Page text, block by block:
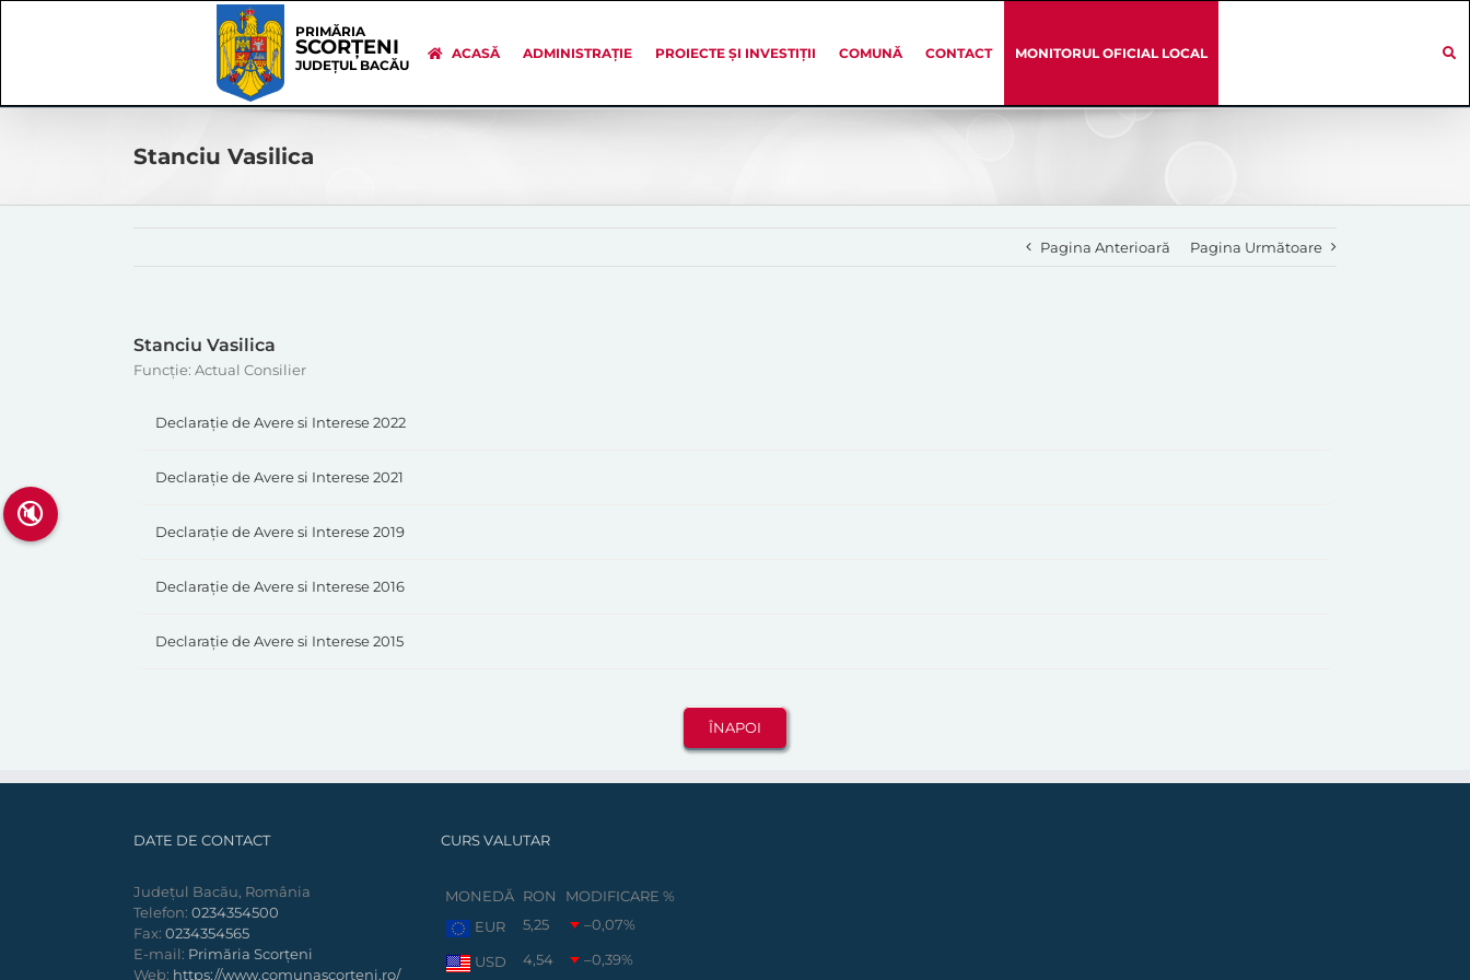
PRIMĂRIA
SCORȚENI
JUDEȚUL BACĂU
ACASĂ ADMINISTRAȚIE PROIECTE ȘI INVESTIȚII COMUNĂ CONTACT MONITORUL OFICIAL LOCAL
Stanciu Vasilica
Pagina Anterioară Pagina Următoare
Stanciu Vasilica
Funcție: Actual Consilier
Declarație de Avere si Interese 2022
Declarație de Avere si Interese 2021
Declarație de Avere si Interese 2019
Declarație de Avere si Interese 2016
Declarație de Avere si Interese 2015
DATE DE CONTACT
Județul Bacău, România
Telefon: 0234354500
Fax: 0234354565
E-mail: Primăria Scorțeni
Web: https://www.comunascorteni.ro/
CURS VALUTAR
MONEDĂ RON
MODIFICARE %
EUR
5,25 –0,07%
USD 4,54 –0,39%
🔇